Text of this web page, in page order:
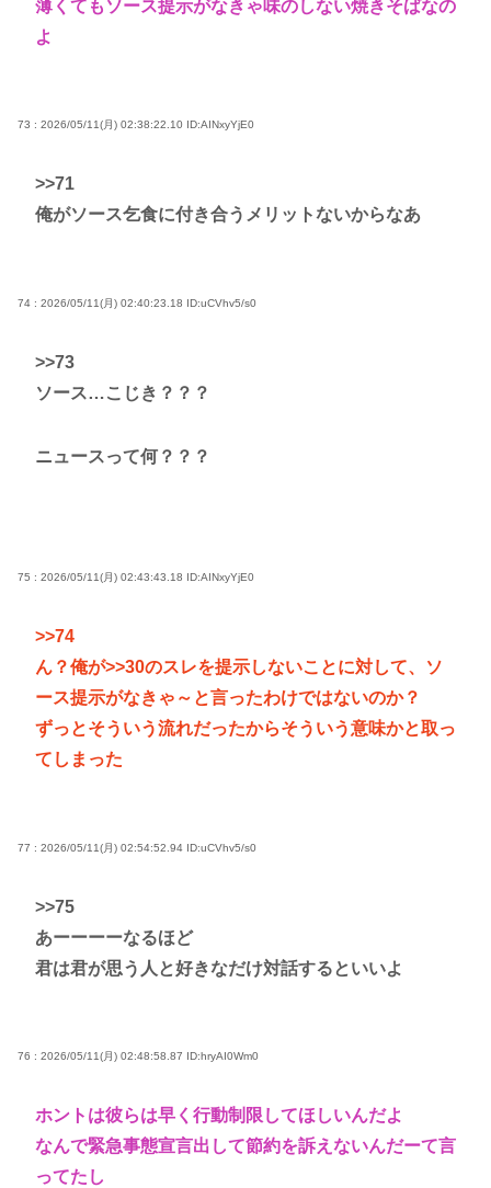
薄くてもソース提示がなきゃ味のしない焼きそばなの
よ
73 : 2026/05/11(月) 02:38:22.10 ID:AINxyYjE0
>>71
俺がソース乞食に付き合うメリットないからなあ
74 : 2026/05/11(月) 02:40:23.18 ID:uCVhv5/s0
>>73
ソース…こじき？？？
ニュースって何？？？
75 : 2026/05/11(月) 02:43:43.18 ID:AINxyYjE0
>>74
ん？俺が>>30のスレを提示しないことに対して、ソ
ース提示がなきゃ～と言ったわけではないのか？
ずっとそういう流れだったからそういう意味かと取っ
てしまった
77 : 2026/05/11(月) 02:54:52.94 ID:uCVhv5/s0
>>75
あーーーーなるほど
君は君が思う人と好きなだけ対話するといいよ
76 : 2026/05/11(月) 02:48:58.87 ID:hryAI0Wm0
ホントは彼らは早く行動制限してほしいんだよ
なんで緊急事態宣言出して節約を訴えないんだーて言
ってたし